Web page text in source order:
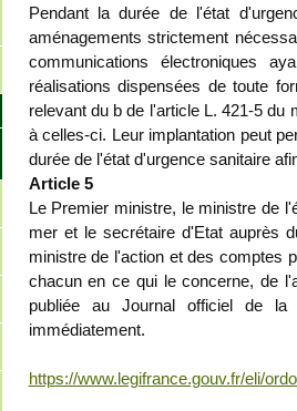
Pendant la durée de l'état
aménagements strictement
communications électroniques
réalisations dispensées de toute
relevant du b de l'article L. 421-5
à celles-ci. Leur implantation peut
durée de l'état d'urgence sanitaire
Article 5
Le Premier ministre, le ministre de
mer et le secrétaire d'Etat auprès
ministre de l'action et des comptes
chacun en ce qui le concerne, de
publiée au Journal officiel de la
immédiatement.
https://www.legifrance.gouv.fr/eli/